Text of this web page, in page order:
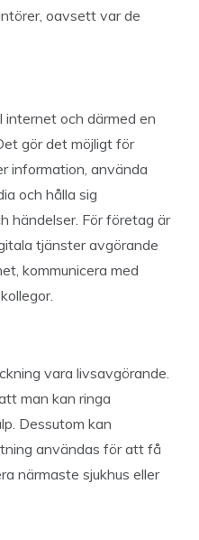
oavsett var de
internet och därmed en
gör det möjligt för
information, använda
och hålla sig
händelser. För företag är
tjänster avgörande
kommunicera med
vara livsavgörande.
man kan ringa
Dessutom kan
användas för att få
närmaste sjukhus eller